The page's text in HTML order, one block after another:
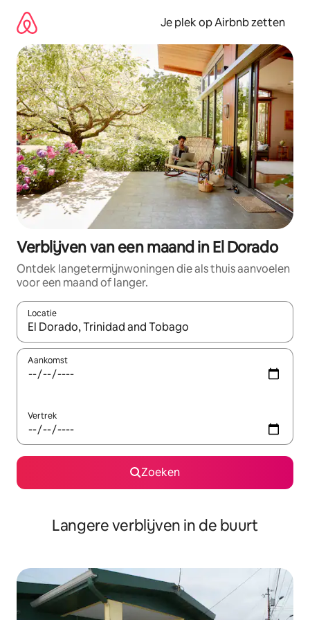
direct
naar
inhoud
Je plek op Airbnb zetten
Verblijven van een maand in El Dorado
Ontdek langetermijnwoningen die als thuis aanvoelen
voor een maand of langer.
Locatie
Wanneer er resultaten beschikbaar zijn, maak je een keuze
Aankomst
Vertrek
Zoeken
Langere verblijven in de buurt